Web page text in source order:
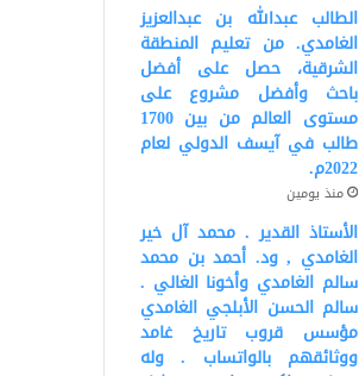
الطالب عبدالله بن عبدالعزيز
الغامدي. من تعليم المنطقة
الشرقية، حصل على أفضل
باحث وأفضل مشروع على
مستوى العالم من بين 1700
طالب في آيسف الدولي لعام
2022م.
منذ يومين
الأستاذ القدير . محمد آل خير
الغامدي , ود. أحمد بن محمد
سالم الغامدي وأخونا الغالي .
سالم الحسن الأبلجي الغامدي
مؤسس قروب تاريخ غامد
ووثائقهم بالواتساب . وله